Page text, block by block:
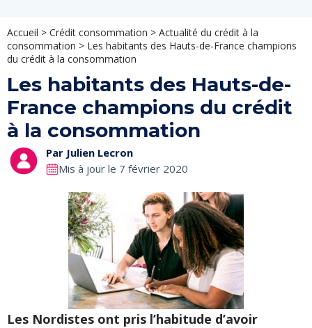
Accueil > Crédit consommation > Actualité du crédit à la
consommation > Les habitants des Hauts-de-France champions
du crédit à la consommation
Les habitants des Hauts-de-
France champions du crédit
à la consommation
Par Julien Lecron
Mis à jour le 7 février 2020
Les Nordistes ont pris l’habitude d’avoir